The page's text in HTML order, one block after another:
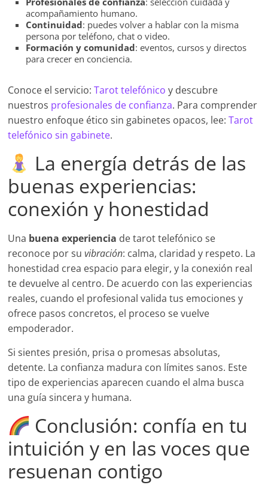
acompañamiento humano.
Continuidad: puedes volver a hablar con la misma
persona por teléfono, chat o video.
Formación y comunidad: eventos, cursos y directos
para crecer en conciencia.
Conoce el servicio:Tarot telefónico y descubre
nuestros profesionales de confianza. Para comprender
nuestro enfoque ético sin gabinetes opacos, lee:Tarot
telefónico sin gabinete.
La energía detrás de las
buenas experiencias:
conexión y honestidad
Una buena experiencia de tarot telefónico se
reconoce por suvibración: calma, claridad y respeto. La
honestidad crea espacio para elegir, y la conexión real
te devuelve al centro. De acuerdo con las experiencias
reales, cuando el profesional valida tus emociones y
ofrece pasos concretos, el proceso se vuelve
empoderador.
Si sientes presión, prisa o promesas absolutas,
detente. La confianza madura con límites sanos. Este
tipo de experiencias aparecen cuando el alma busca
una guía sincera y humana.
Conclusión: confía en tu
intuición y en las voces que
resuenan contigo